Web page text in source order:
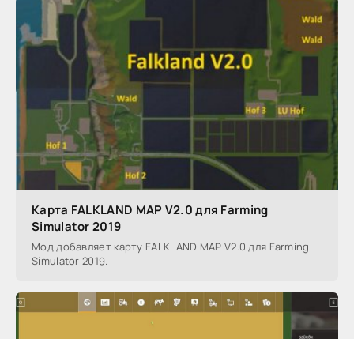
Карта FALKLAND MAP V2.0 для Farming
Simulator 2019
Мод добавляет карту FALKLAND MAP V2.0 для Farming
Simulator 2019.